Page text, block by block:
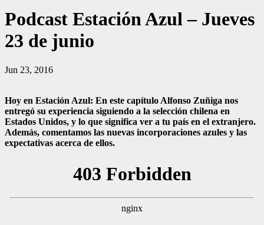
Podcast Estación Azul – Jueves
23 de junio
Jun 23, 2016
Hoy en Estación Azul: En este capítulo Alfonso Zuñiga nos
entregó su experiencia siguiendo a la selección chilena en
Estados Unidos, y lo que significa ver a tu país en el extranjero.
Además, comentamos las nuevas incorporaciones azules y las
expectativas acerca de ellos.